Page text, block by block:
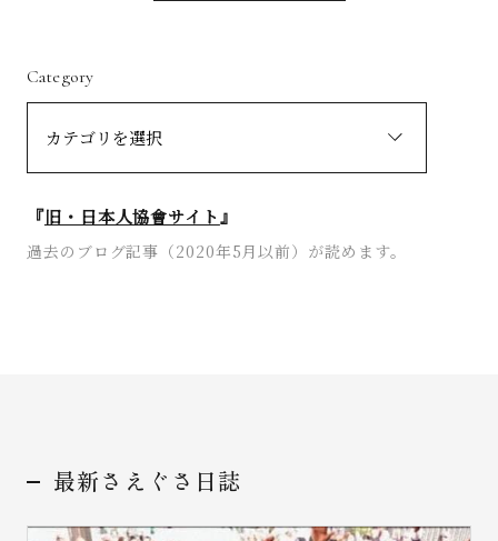
Category
『旧・日本人協會サイト』
過去のブログ記事（2020年5月以前）が読めます。
最新さえぐさ日誌